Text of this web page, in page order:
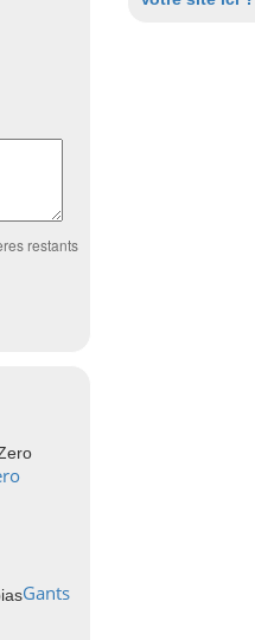
restants
Gants